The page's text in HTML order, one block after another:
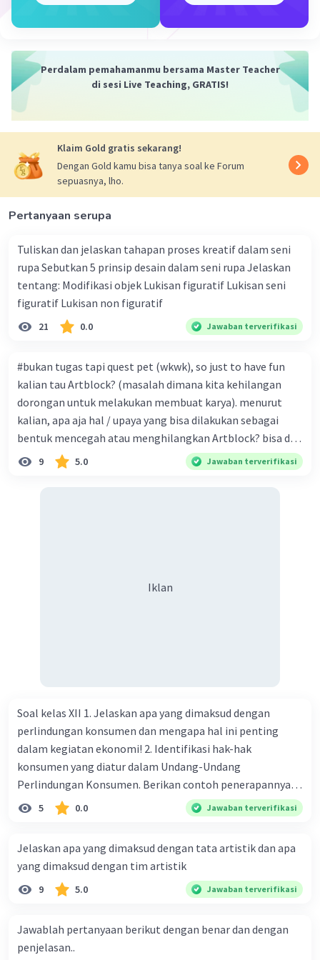
proses kreatif dalam penyusunan visual.
Pembahasan: Sajikan hasil dari kajian
bagaimana penerapan media visual dapat
meningkatkan minat belajar siswa.
kajian literatur dan pembahasan yang
telah disajikan. Jelaskan implikasi dari
jurnal visual tema sekolah yang telah
dibuat.
Daftar Pustaka: Sertakan daftar pustaka
yang menjadi rujukan dalam pembuatan
Beri Rating 0.0 0 Balas
Iklan
Perdalam pemahamanmu bersama Master Teacher
di sesi Live Teaching, GRATIS!
Klaim Gold gratis sekarang!
Dengan Gold kamu bisa tanya soal ke Forum
sepuasnya, lho.
Pertanyaan serupa
Tuliskan dan jelaskan tahapan proses kreatif dalam seni
rupa Sebutkan 5 prinsip desain dalam seni rupa Jelaskan
tentang: Modifikasi objek Lukisan figuratif Lukisan seni
figuratif Lukisan non figuratif
21 0.0 Jawaban terverifikasi
#bukan tugas tapi quest pet (wkwk), so just to have fun
kalian tau Artblock? (masalah dimana kita kehilangan
dorongan untuk melakukan membuat karya). menurut
kalian, apa aja hal / upaya yang bisa dilakukan sebagai
bentuk mencegah atau menghilangkan Artblock? bisa dari
yang simpel dan mudah, atau ke cara yang mungkin lebih
efektif untuk mendatangkan dorongan dan
9 5.0 Jawaban terverifikasi
Iklan
Soal kelas XII 1. Jelaskan apa yang dimaksud dengan
perlindungan konsumen dan mengapa hal ini penting
dalam kegiatan ekonomi! 2. Identifikasi hak-hak
konsumen yang diatur dalam Undang-Undang
Perlindungan Konsumen. Berikan contoh penerapannya
dalam kehidupan sehari-hari! 3. Apa saja kewajiban
produsen dalam melindungi konsumen? Jelaskan dampak
kewajiban ini! 4. Bagaimana peran pemerintah dalam
menjamin perlindungan konsumen? Berikan contoh
kebijakan yang diterapkan untuk melindungi hak
oleh konsumen untuk melindungi diri mereka dari produk
yang tidak sesuai standar! 6. Mengapa kesadaran akan hak
5 0.0 Jawaban terverifikasi
Jelaskan apa yang dimaksud dengan tata artistik dan apa
yang dimaksud dengan tim artistik
9 5.0 Jawaban terverifikasi
Jawablah pertanyaan berikut dengan benar dan dengan
penjelasan..